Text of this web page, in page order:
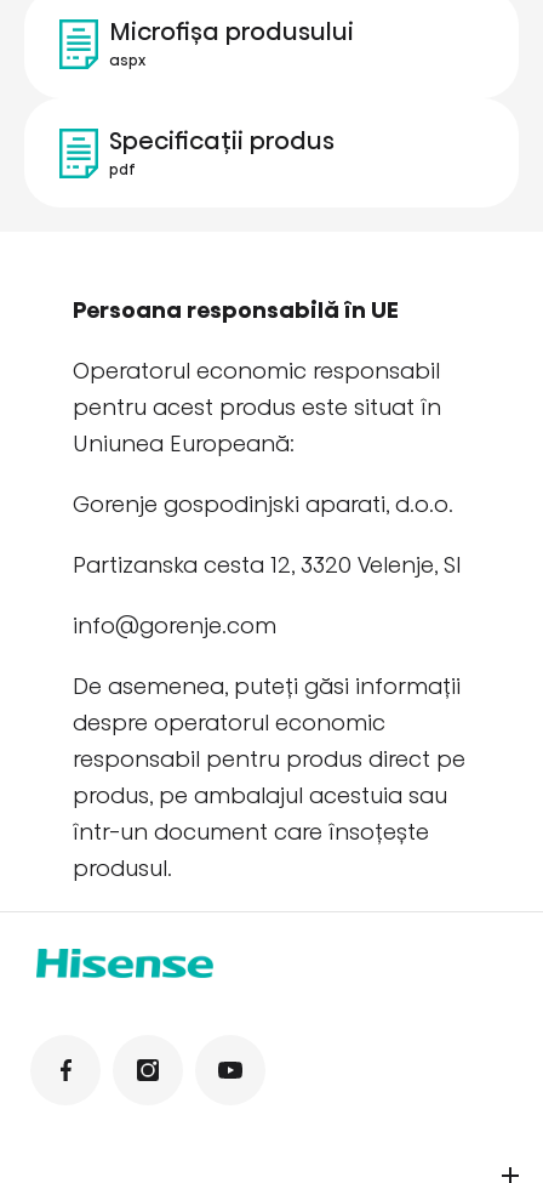
Microfișa produsului
aspx
Specificații produs
pdf
Persoana responsabilă în UE
Operatorul economic responsabil
pentru acest produs este situat în
Uniunea Europeană:
Gorenje gospodinjski aparati, d.o.o.
Partizanska cesta 12, 3320 Velenje, SI
info@gorenje.com
De asemenea, puteți găsi informații
despre operatorul economic
responsabil pentru produs direct pe
produs, pe ambalajul acestuia sau
într-un document care însoțește
produsul.